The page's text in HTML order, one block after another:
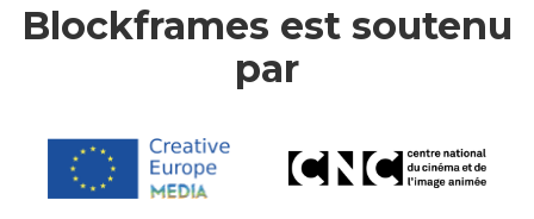
Blockframes est soutenu
par